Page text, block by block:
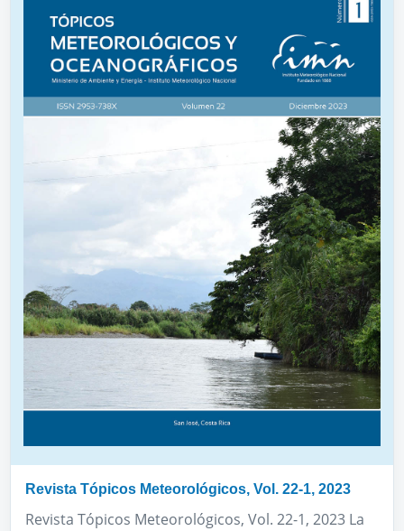
Revista Tópicos Meteorológicos, Vol. 22-1, 2023
Revista Tópicos Meteorológicos, Vol. 22-1, 2023 La